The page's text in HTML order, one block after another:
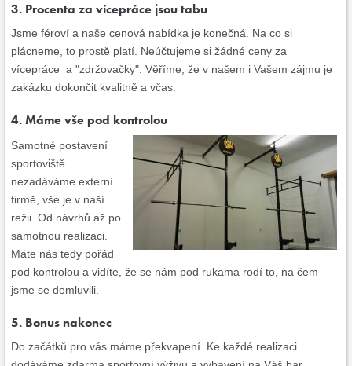
3. Procenta za vícepráce jsou tabu
Jsme féroví a naše cenová nabídka je konečná. Na co si
plácneme, to prostě platí. Neúčtujeme si žádné ceny za
vícepráce a "zdržovačky". Věříme, že v našem i Vašem zájmu je
zakázku dokončit kvalitně a včas.
4. Máme vše pod kontrolou
Samotné postavení
sportoviště
nezadáváme externí
firmě, vše je v naší
režii. Od návrhů až po
samotnou realizaci.
Máte nás tedy pořád
pod kontrolou a vidíte, že se nám pod rukama rodí to, na čem
jsme se domluvili.
5. Bonus nakonec
Do začátků pro vás máme překvapení. Ke každé realizaci